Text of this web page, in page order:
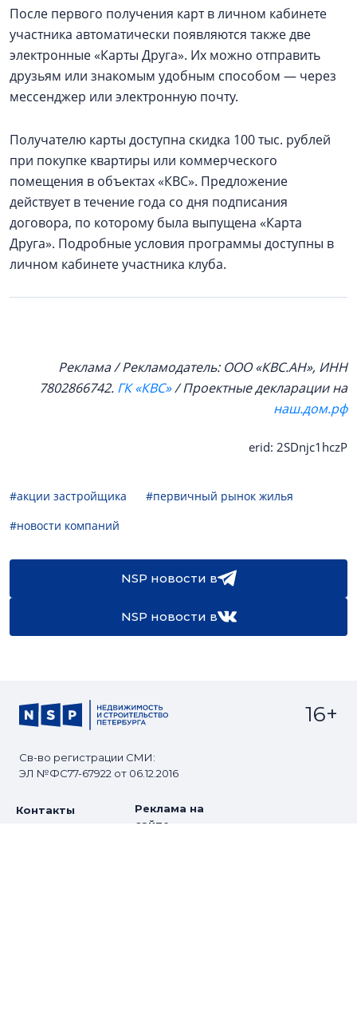
После первого получения карт в личном кабинете
участника автоматически появляются также две
электронные «Карты Друга». Их можно отправить
друзьям или знакомым удобным способом — через
мессенджер или электронную почту.
Получателю карты доступна скидка 100 тыс. рублей
при покупке квартиры или коммерческого
помещения в объектах «КВС». Предложение
действует в течение года со дня подписания
договора, по которому была выпущена «Карта
Друга». Подробные условия программы доступны в
личном кабинете участника клуба.
Реклама / Рекламодатель: ООО «КВС.АН», ИНН
7802866742. ГК «КВС»/ Проектные декларации на
наш.дом.рф
erid: 2SDnjc1hczP
#акции застройщика
#первичный рынок жилья
#новости компаний
NSP новости в
NSP новости в
Св-во регистрации СМИ:
ЭЛ №ФС77-67922 от 06.12.2016
16+
Контакты
Реклама на
сайте